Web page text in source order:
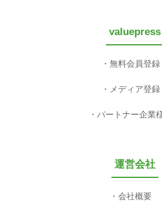
valuepress
無料会員登録
メディア登録
パートナー企業
運営会社
会社概要